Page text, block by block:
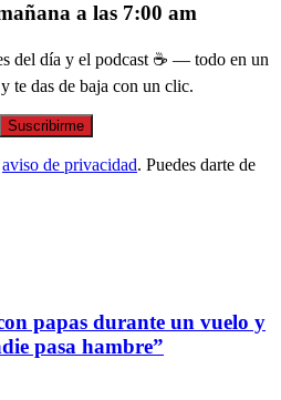
a las 7:00 am
del día y el podcast ☕ — todo en un
te das de baja con un clic.
Suscribirme
aviso de privacidad. Puedes darte de
papas durante un vuelo y
pasa hambre”